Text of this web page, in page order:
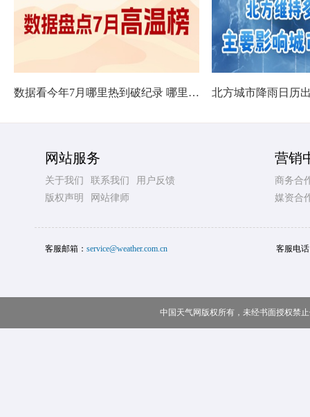
数据看今年7月哪里热到破纪录 哪里暑热连轴转
网站服务
关于我们 联系我们
用户反馈
版权声明
网站律师
营销
商务合
媒资合
客服邮箱： service@weather.com.cn 客服电
中国天气网版权所有，未经书面授权